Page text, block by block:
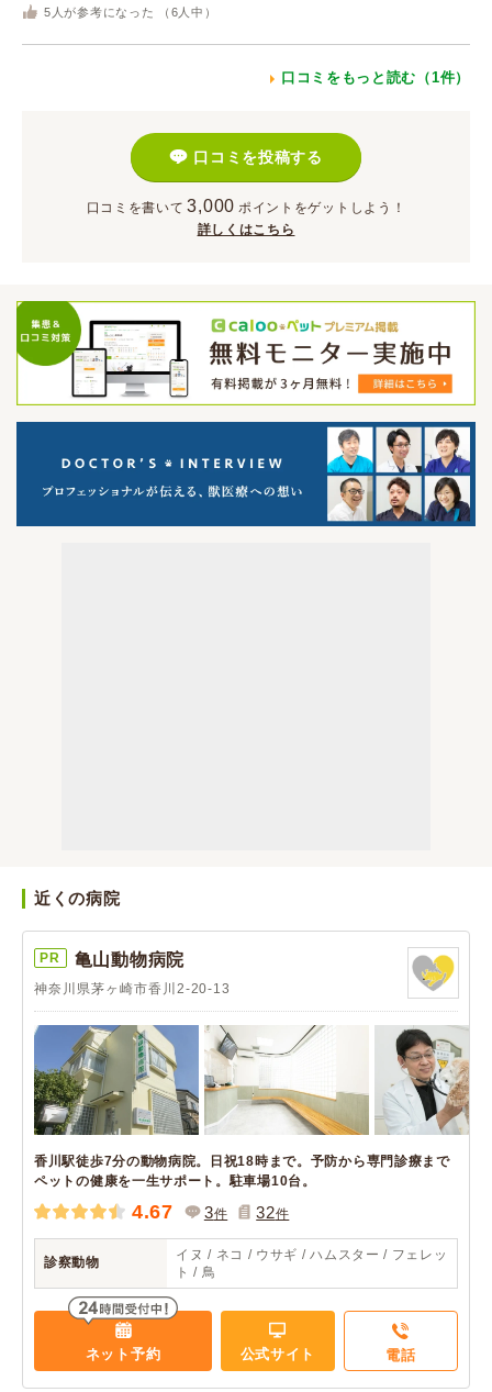
5 人が参考になった （ 6 人中）
口コミをもっと読む（1件）
口コミを投稿する
口コミを書いて 3,000 ポイント をゲットしよう！
詳しくはこちら
近くの病院
PR 亀山動物病院
神奈川県茅ヶ崎市香川2-20-13
香川駅徒歩7分の動物病院。日祝18時まで。予防から専門診療まで
ペットの健康を一生サポート。駐車場10台。
4.67 3件 32件
診察動物
イヌ / ネコ / ウサギ / ハムスター / フェレッ
ト / 鳥
ネット予約 公式サイト 電話